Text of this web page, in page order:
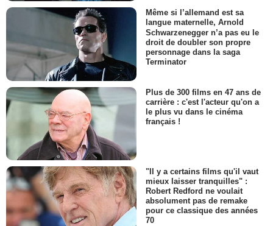
Même si l’allemand est sa
langue maternelle, Arnold
Schwarzenegger n’a pas eu le
droit de doubler son propre
personnage dans la saga
Terminator
Plus de 300 films en 47 ans de
carrière : c'est l'acteur qu'on a
le plus vu dans le cinéma
français !
"Il y a certains films qu'il vaut
mieux laisser tranquilles" :
Robert Redford ne voulait
absolument pas de remake
pour ce classique des années
70